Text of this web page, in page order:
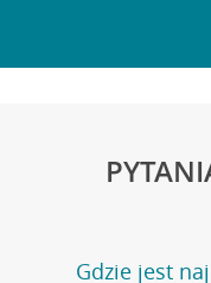
Gdzie jest